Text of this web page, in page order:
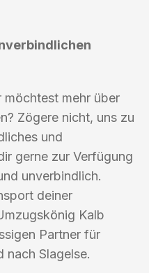
möchtest mehr über
Zögere nicht, uns zu
und
gerne zur Verfügung
unverbindlich.
deiner
Kalb
Partner für
nach Slagelse.